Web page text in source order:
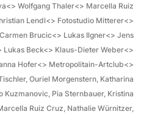
Wolfgang Thaler<> Marcella Ruiz
Lendl<> Fotostudio Mitterer<>
Brucic<> Lukas Ilgner<> Jens
Lukas Beck<> Klaus-Dieter Weber<>
Hofer<> Metropolitain-Artclub<>
Ouriel Morgenstern, Katharina
Kuzmanovic, Pia Sternbauer, Kristina
Ruiz Cruz, Nathalie Würnitzer,